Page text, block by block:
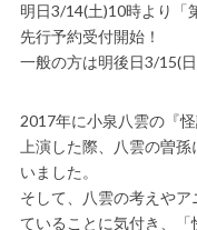
明日3/14(土)10時より「
先行予約受付開始！
一般の方は明後日3/15(日
2017年に小泉八雲の『
上演した際、八雲の曽
いました。
そして、八雲の考えや
ていることに気付き、「